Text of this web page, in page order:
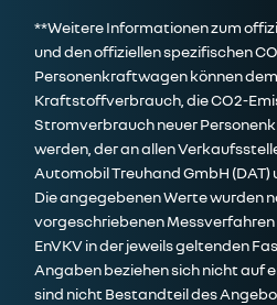
**Weitere Informationen zum
und den offiziellen spezifischen
Personenkraftwagen können dem
Kraftstoffverbrauch, die CO2-
Stromverbrauch neuer
werden, der an allen
Automobil Treuhand GmbH
Die angegebenen Werte wurden
vorgeschriebenen Messverfahren
EnVKV in der jeweils geltenden
Angaben beziehen sich nicht auf
sind nicht Bestandteil des